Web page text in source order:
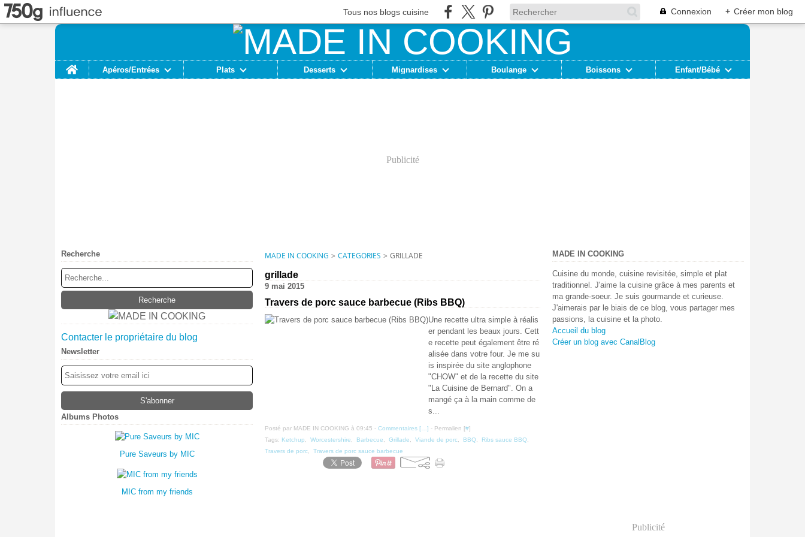
Tous nos blogs cuisine Connexion + Créer mon blog
Home
Apéros/Entrées Plats Desserts Mignardises Boulange Boissons Enfant/Bébé
Publicité
Recherche
Contacter le propriétaire du blog
Newsletter
Albums Photos
Pure Saveurs by MIC
MIC from my friends
MADE IN COOKING > CATEGORIES > GRILLADE
grillade
9 mai 2015
Travers de porc sauce barbecue (Ribs BBQ)
Une recette ultra simple à réalis
er pendant les beaux jours. Cett
e recette peut également être ré
alisée dans votre four. Je me su
is inspirée du site anglophone
"CHOW" et de la recette du site
"La Cuisine de Bernard". On a
mangé ça à la main comme de
s...
Posté par MADE IN COOKING à 09:45 - Commentaires [ ] - Permalien [#]
Tags: Ketchup Worcestershire Barbecue Grillade Viande de porc BBQ Ribs sauce BBQ
Travers de porc
Travers de porc sauce barbecue
MADE IN COOKING
Cuisine du monde, cuisine revisitée, simple et plat
traditionnel. J'aime la cuisine grâce à mes parents et
ma grande-soeur. Je suis gourmande et curieuse.
J'aimerais par le biais de ce blog, vous partager mes
passions, la cuisine et la photo.
Accueil du blog
Créer un blog avec CanalBlog
Publicité